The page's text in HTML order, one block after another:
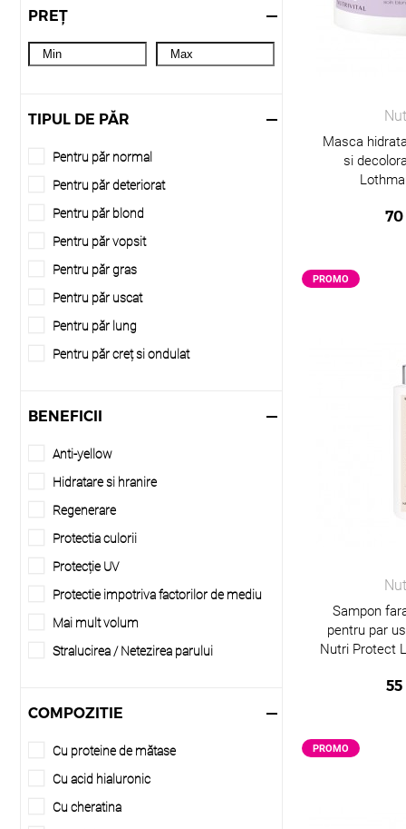
Foi de ambalare
Folie aluminiu
Gel de ras
Gel pentru par
Lotiune
Lotiune permanent
Masca nuantatoare
Masca pentru par
Mostra
Oxidant
Pasta decoloranta
Pelerina
Pelerina coafor
Perie pentru par
Pieptene
Placa pentru par
Prosop
Pudra
Sampon
Sampon nuantator
Sampon uscat
Glynt
Graham Hill
Lothmann
United Color Essential
Trinity Haircare
PREȚ
TIPUL DE PĂR
Pentru păr normal
Pentru păr deteriorat
Pentru păr blond
Pentru păr vopsit
Pentru păr gras
Pentru păr uscat
Pentru păr lung
Pentru păr creț si ondulat
Pentru păr subtire si fin
BENEFICII
Anti-yellow
Hidratare si hranire
Regenerare
Protectia culorii
Protecție UV
Protectie impotriva factorilor de mediu
Mai mult volum
Stralucirea / Netezirea parului
Utilizarea Zilnică
COMPOZITIE
Cu proteine de mătase
Cu acid hialuronic
Cu cheratina
Masca
si
70
Sampon
pentru par
Nutri Protect
55
PROMO
PROMO